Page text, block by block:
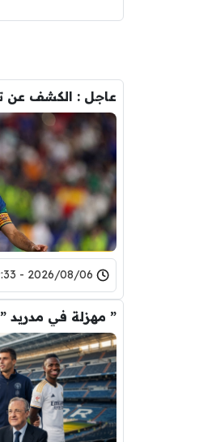
2026/08/06 - 19:33